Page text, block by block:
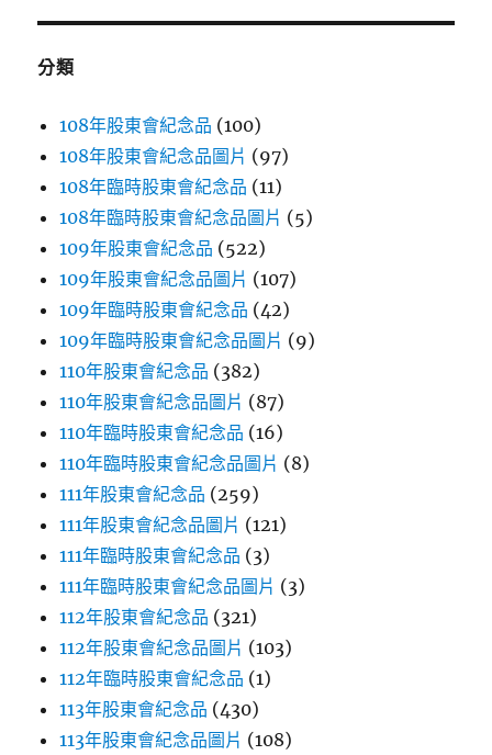
鍵
分類
108年股東會紀念品 (100)
108年股東會紀念品圖片 (97)
108年臨時股東會紀念品 (11)
108年臨時股東會紀念品圖片 (5)
109年股東會紀念品 (522)
109年股東會紀念品圖片 (107)
109年臨時股東會紀念品 (42)
109年臨時股東會紀念品圖片 (9)
110年股東會紀念品 (382)
110年股東會紀念品圖片 (87)
110年臨時股東會紀念品 (16)
110年臨時股東會紀念品圖片 (8)
111年股東會紀念品 (259)
111年股東會紀念品圖片 (121)
111年臨時股東會紀念品 (3)
111年臨時股東會紀念品圖片 (3)
112年股東會紀念品 (321)
112年股東會紀念品圖片 (103)
112年臨時股東會紀念品 (1)
113年股東會紀念品 (430)
113年股東會紀念品圖片 (108)